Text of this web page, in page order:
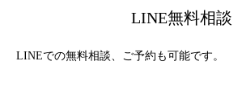
LINE無料相談
LINEでの無料相談、ご予約も可能です。